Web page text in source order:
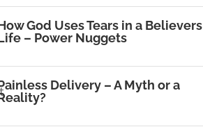
God Uses Tears in a Believers
– Power Nuggets
Delivery – A Myth or a